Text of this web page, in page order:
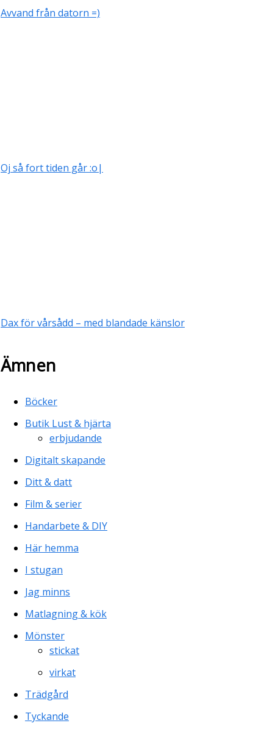
Avvand från datorn =)
Oj så fort tiden går :o|
Dax för vårsådd – med blandade känslor
Ämnen
Böcker
Butik Lust & hjärta
erbjudande
Digitalt skapande
Ditt & datt
Film & serier
Handarbete & DIY
Här hemma
I stugan
Jag minns
Matlagning & kök
Mönster
stickat
virkat
Trädgård
Tyckande